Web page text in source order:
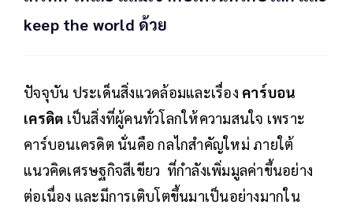
keep the world ด้วย
ปัจจุบัน ประเด็นสิ่งแวดล้อมและเรื่อง คาร์บอน
เครดิต เป็นสิ่งที่ผู้คนทั่วโลกให้ความสนใจ เพราะ
คาร์บอนเครดิต นั่นคือ กลไกสำคัญใหม่ ภายใต้
แนวคิดเศรษฐกิจสีเขียว ที่กำลังเพิ่มมูลค่าขึ้นอย่าง
ต่อเนื่อง และมีการเติบโตขึ้นมาเป็นอย่างมากใน